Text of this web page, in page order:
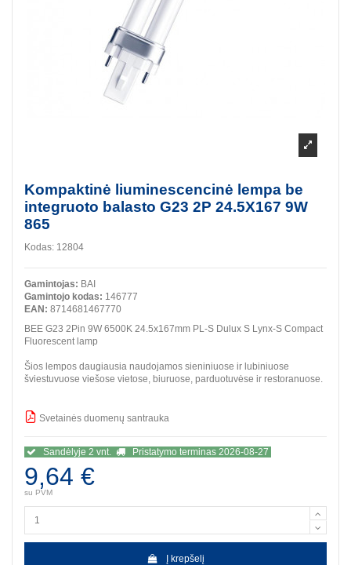
Kompaktinė liuminescencinė lempa be
integruoto balasto G23 2P 24.5X167 9W
865
Kodas: 12804
Gamintojas: BAI
Gamintojo kodas: 146777
EAN: 8714681467770
BEE G23 2Pin 9W 6500K 24.5x167mm PL-S Dulux S Lynx-S Compact
Fluorescent lamp
Šios lempos daugiausia naudojamos sieniniuose ir lubiniuose
šviestuvuose viešose vietose, biuruose, parduotuvėse ir restoranuose.
Svetainės duomenų santrauka
Sandėlyje 2 vnt. Pristatymo terminas 2026-08-27
9,64 €
su PVM
Į krepšelį